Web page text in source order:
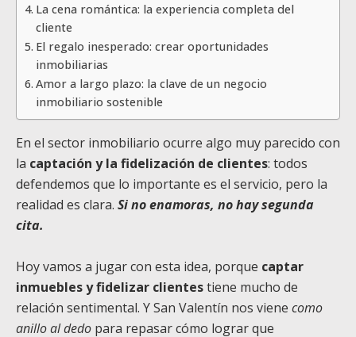
La cena romántica: la experiencia completa del
cliente
El regalo inesperado: crear oportunidades
inmobiliarias
Amor a largo plazo: la clave de un negocio
inmobiliario sostenible
En el sector inmobiliario ocurre algo muy parecido con
la captación y la fidelización de clientes: todos
defendemos que lo importante es el servicio, pero la
realidad es clara. Si no enamoras, no hay segunda
cita.
Hoy vamos a jugar con esta idea, porque captar
inmuebles y fidelizar clientestiene mucho de
relación sentimental. Y San Valentín nos viene como
anillo al dedo para repasar cómo lograr que